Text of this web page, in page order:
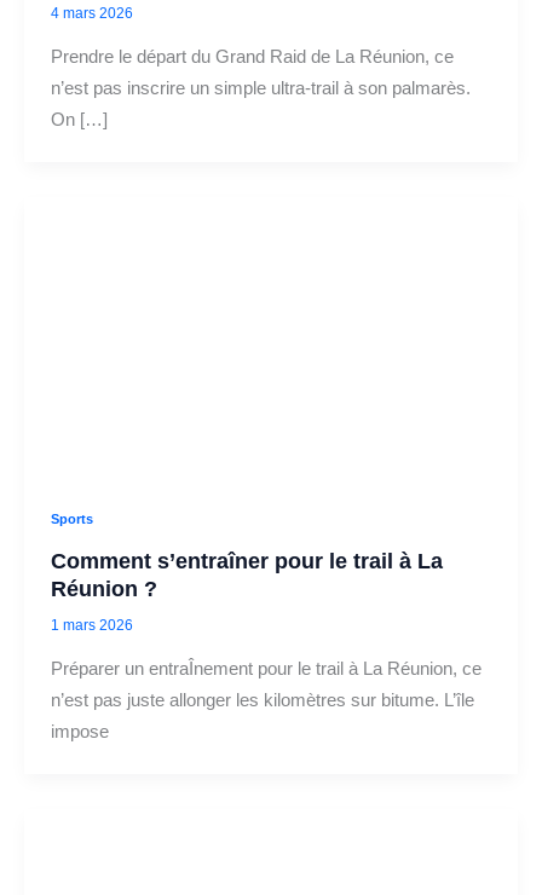
4 mars 2026
Prendre le départ du Grand Raid de La Réunion, ce
n’est pas inscrire un simple ultra-trail à son palmarès.
On […]
Sports
Comment s’entraîner pour le trail à La
Réunion ?
1 mars 2026
Préparer un entraÎnement pour le trail à La Réunion, ce
n’est pas juste allonger les kilomètres sur bitume. L’île
impose